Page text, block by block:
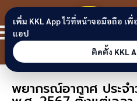
Skip to content
พยากรณ์อากาศ ประจ
เพิ่ม KKL App ไว้ที่หน้าจอมือถือ เพื่
แอป
ติดตั้ง KKL